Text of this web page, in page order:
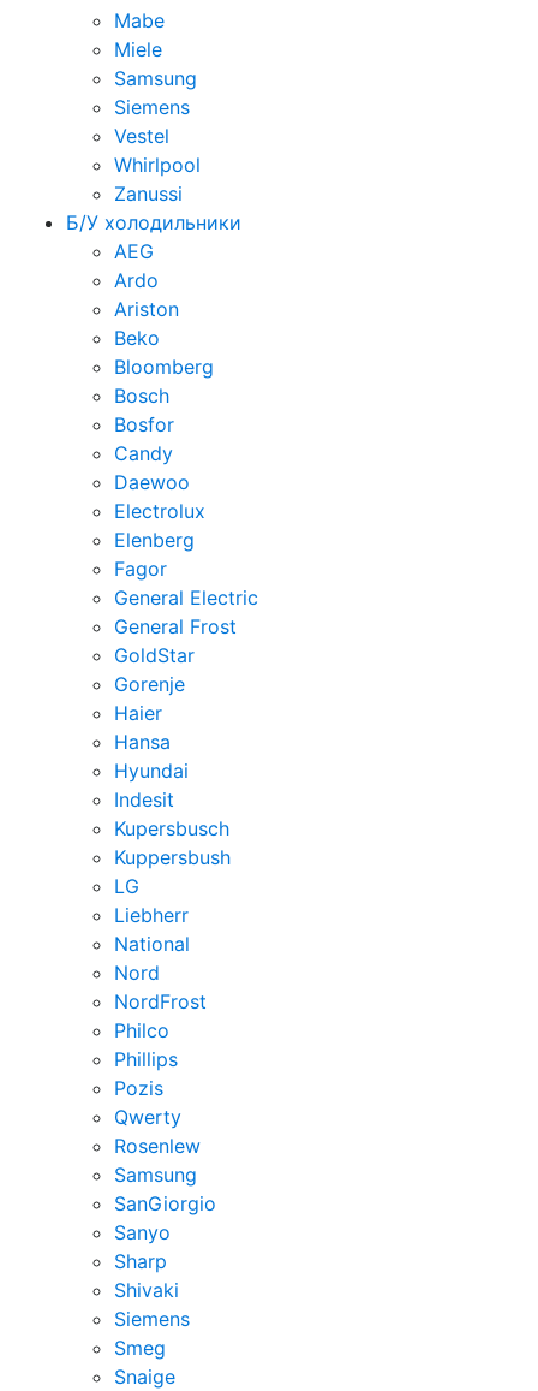
Mabe
Miele
Samsung
Siemens
Vestel
Whirlpool
Zanussi
Б/У холодильники
AEG
Ardo
Ariston
Beko
Bloomberg
Bosch
Bosfor
Candy
Daewoo
Electrolux
Elenberg
Fagor
General Electric
General Frost
GoldStar
Gorenje
Haier
Hansa
Hyundai
Indesit
Kupersbusch
Kuppersbush
LG
Liebherr
National
Nord
NordFrost
Philco
Phillips
Pozis
Qwerty
Rosenlew
Samsung
SanGiorgio
Sanyo
Sharp
Shivaki
Siemens
Smeg
Snaige